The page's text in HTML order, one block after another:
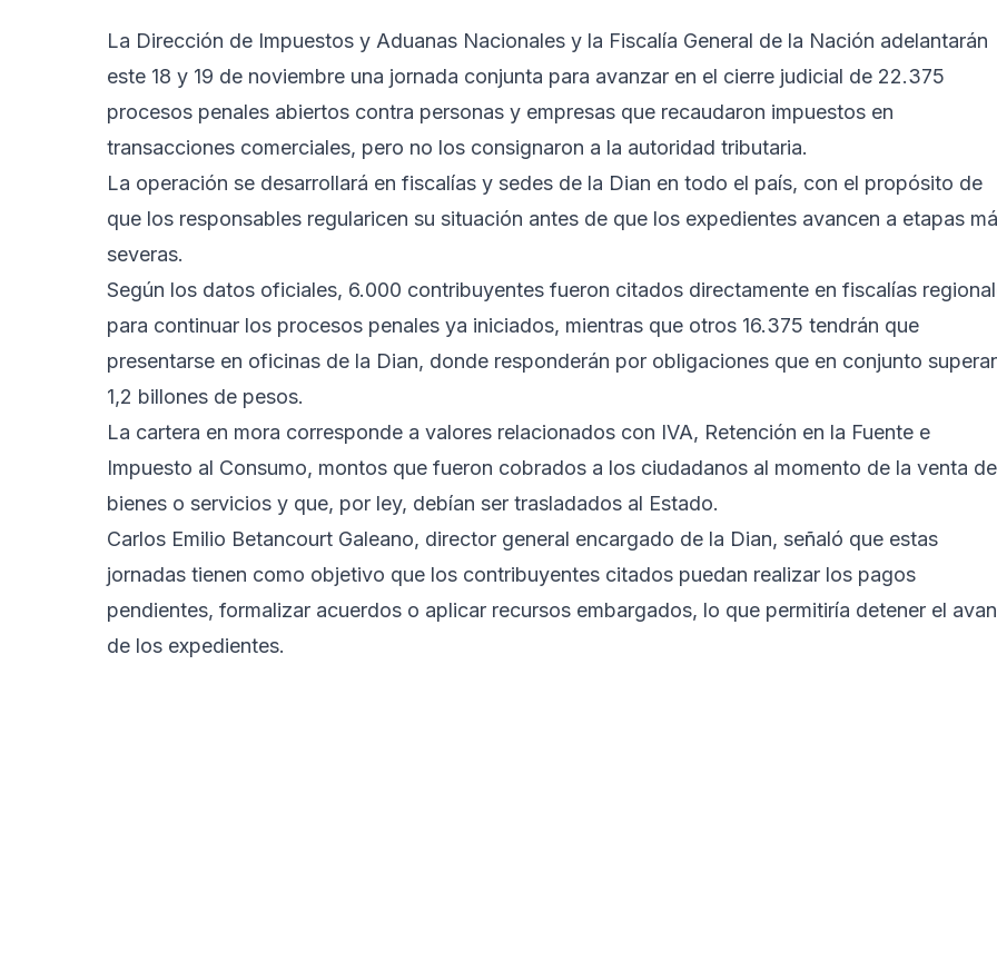
La Dirección de Impuestos y Aduanas Nacionales y la Fiscalía General de la Nación adelantarán
este 18 y 19 de noviembre una jornada conjunta para avanzar en el cierre judicial de 22.375
procesos penales abiertos contra personas y empresas que recaudaron impuestos en
transacciones comerciales, pero no los consignaron a la autoridad tributaria.
La operación se desarrollará en fiscalías y sedes de la Dian en todo el país, con el propósito de
que los responsables regularicen su situación antes de que los expedientes avancen a etapas
severas.
Según los datos oficiales, 6.000 contribuyentes fueron citados directamente en fiscalías
para continuar los procesos penales ya iniciados, mientras que otros 16.375 tendrán que
presentarse en oficinas de la Dian, donde responderán por obligaciones que en conjunto
1,2 billones de pesos.
La cartera en mora corresponde a valores relacionados con IVA, Retención en la Fuente e
Impuesto al Consumo, montos que fueron cobrados a los ciudadanos al momento de la venta de
bienes o servicios y que, por ley, debían ser trasladados al Estado.
Carlos Emilio Betancourt Galeano, director general encargado de la Dian, señaló que estas
jornadas tienen como objetivo que los contribuyentes citados puedan realizar los pagos
pendientes, formalizar acuerdos o aplicar recursos embargados, lo que permitiría detener el
de los expedientes.